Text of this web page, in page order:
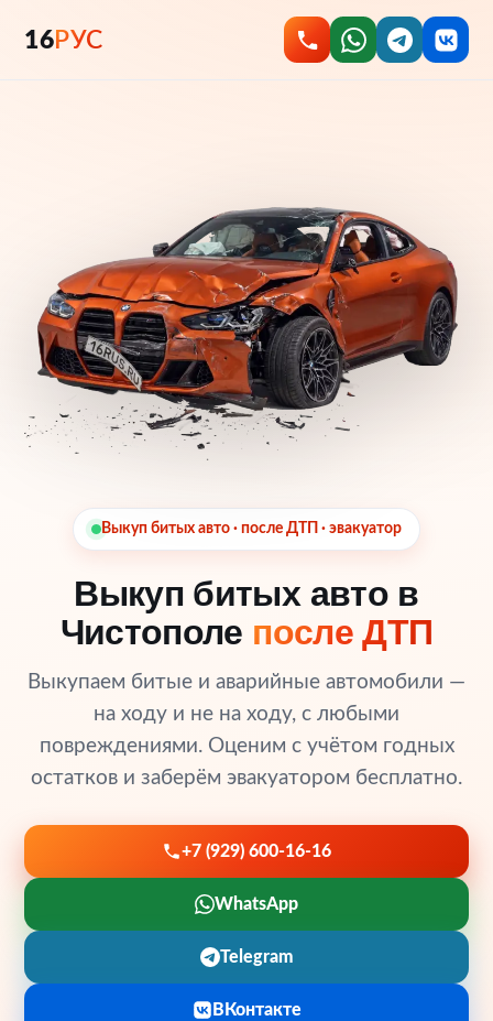
16РУС
Выкуп битых авто · после ДТП · эвакуатор
Выкуп битых авто в
Чистополе после ДТП
Выкупаем битые и аварийные автомобили —
на ходу и не на ходу, с любыми
повреждениями. Оценим с учётом годных
остатков и заберём эвакуатором бесплатно.
+7 (929) 600-16-16
WhatsApp
Telegram
ВКонтакте